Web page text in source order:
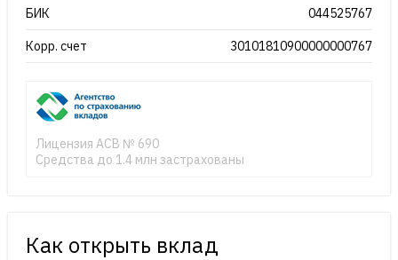
БИК 044525767
Корр. счет 30101810900000000767
Лицензия АСВ № 690
Средства до 1.4 млн застрахованы
Как открыть вклад